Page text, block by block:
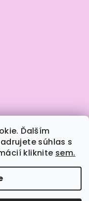
Ďalším
súhlas s
kliknite sem.